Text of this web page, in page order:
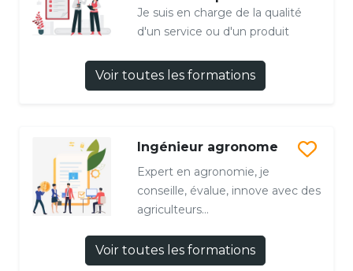
Je suis en charge de la qualité
d'un service ou d'un produit
Voir toutes les formations
Ingénieur agronome
Expert en agronomie, je
conseille, évalue, innove avec des
agriculteurs...
Voir toutes les formations